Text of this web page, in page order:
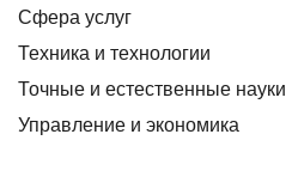
Сфера услуг
Техника и технологии
Точные и естественные науки
Управление и экономика